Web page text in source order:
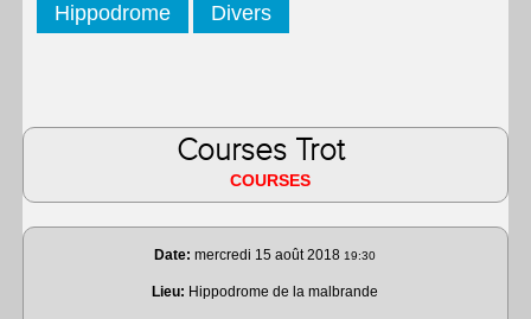
Hippodrome Divers
Courses Trot
COURSES
Date: mercredi 15 août 2018 19:30
Lieu: Hippodrome de la malbrande